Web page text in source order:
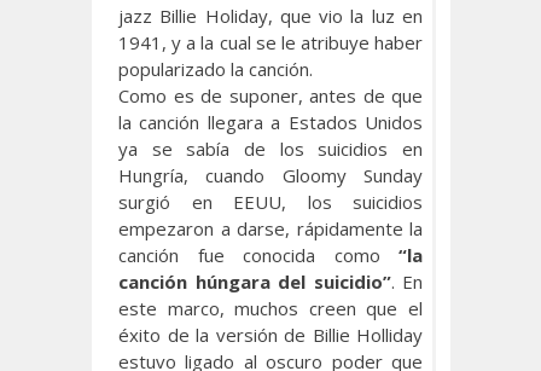
jazz Billie Holiday, que vio la luz en
1941, y a la cual se le atribuye haber
popularizado la canción.
Como es de suponer, antes de que
la canción llegara a Estados Unidos
ya se sabía de los suicidios en
Hungría, cuando Gloomy Sunday
surgió en EEUU, los suicidios
empezaron a darse, rápidamente la
canción fue conocida como “la
canción húngara del suicidio”. En
este marco, muchos creen que el
éxito de la versión de Billie Holliday
estuvo ligado al oscuro poder que